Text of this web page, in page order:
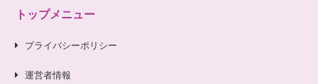
トップメニュー
プライバシーポリシー
運営者情報